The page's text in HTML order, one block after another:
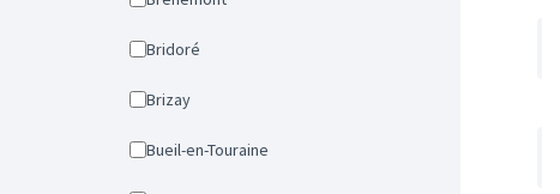
Bridoré
Brizay
Bueil-en-Touraine